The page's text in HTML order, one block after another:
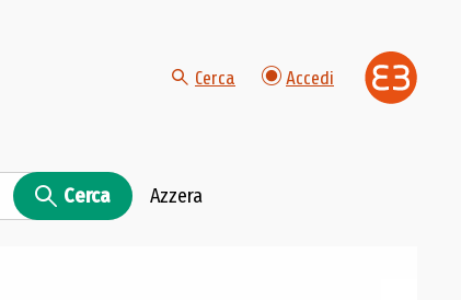
Cerca Accedi
Cerca Azzera